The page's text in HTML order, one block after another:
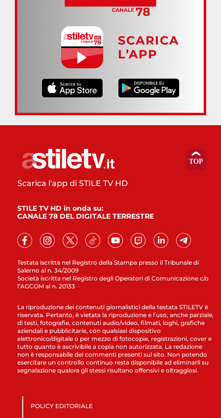
SCARICA
L’APP
Testata iscritta nel Registro della Stampa presso il Tribunale di
Salerno al n. 34/2009
Società iscritta nel Registro degli Operatori di Comunicazione c/o
l’AGCOM al n. 20133
Scarica l'app di STILE TV HD
STILE TV HD in onda su:
CANALE 78 DEL DIGITALE TERRESTRE
La riproduzione dei contenuti giornalistici della testata STILETV è
riservata. Pertanto, è vietata la riproduzione e l’uso, anche parziale,
di testi, fotografie, contenuti audio/video, filmati, loghi, grafiche
aziendali e pubblicitarie, con qualsiasi dispositivo
elettronico/digitale o per mezzo di fotocopie, registrazioni, cover e
tutto quanto è ascrivibile a copia non autorizzata. La redazione
non è responsabile dei commenti presenti sul sito. Non potendo
esercitare un controllo continuo resta disponibile ad eliminarli su
segnalazione qualora gli stessi risultano offensivi e oltraggiosi.
POLICY EDITORIALE